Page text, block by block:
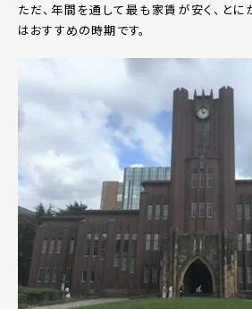
ただ、年間を通して最も家賃が安く、と
はおすすめの時期です。